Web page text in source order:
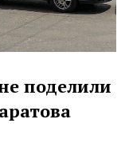
поделили